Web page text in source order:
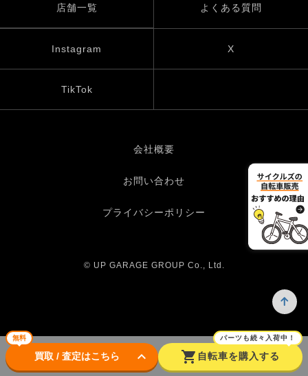
無料
買取 / 査定はこちら keyboard_arrow_down shopping_cart
パーツも続々入荷中！
自転車を購入する
店舗一覧 よくある質問
Instagram X
TikTok
会社概要
お問い合わせ
プライバシーポリシー
© UP GARAGE GROUP Co., Ltd.